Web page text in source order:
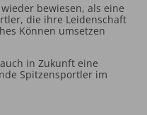
bewiesen, als eine
die ihre Leidenschaft
Können umsetzen
in Zukunft eine
Spitzensportler im